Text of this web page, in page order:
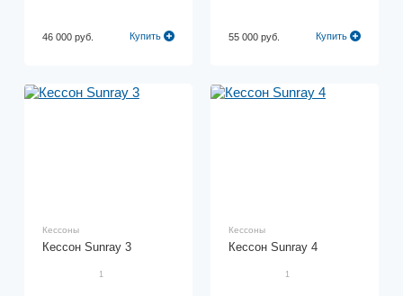
46 000 руб. Купить 55 000 руб. Купить
Кессоны
Кессон Sunray 3
1
Кессоны
Кессон Sunray 4
1